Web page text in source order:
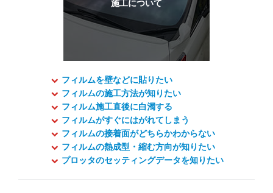
フィルムを壁などに貼りたい
フィルムの施工方法が知りたい
フィルム施工直後に白濁する
フィルムがすぐにはがれてしまう
フィルムの接着面がどちらかわからない
フィルムの熱成型・縮む方向が知りたい
プロッタのセッティングデータを知りたい